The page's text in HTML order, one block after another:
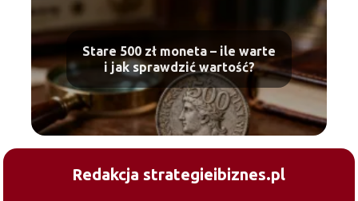
Stare 500 zł moneta – ile warte
i jak sprawdzić wartość?
Redakcja strategieibiznes.pl